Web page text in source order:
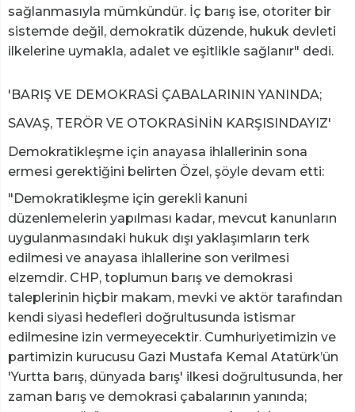
sağlanmasıyla mümkündür. İç barış ise, otoriter bir
sistemde değil, demokratik düzende, hukuk devleti
ilkelerine uymakla, adalet ve eşitlikle sağlanır" dedi.
'BARIŞ VE DEMOKRASİ ÇABALARININ YANINDA;
SAVAŞ, TERÖR VE OTOKRASİNİN KARŞISINDAYIZ'
Demokratikleşme için anayasa ihlallerinin sona
ermesi gerektiğini belirten Özel, şöyle devam etti:
"Demokratikleşme için gerekli kanuni
düzenlemelerin yapılması kadar, mevcut kanunların
uygulanmasındaki hukuk dışı yaklaşımların terk
edilmesi ve anayasa ihlallerine son verilmesi
elzemdir. CHP, toplumun barış ve demokrasi
taleplerinin hiçbir makam, mevki ve aktör tarafından
kendi siyasi hedefleri doğrultusunda istismar
edilmesine izin vermeyecektir. Cumhuriyetimizin ve
partimizin kurucusu Gazi Mustafa Kemal Atatürk’ün
'Yurtta barış, dünyada barış' ilkesi doğrultusunda, her
zaman barış ve demokrasi çabalarının yanında;